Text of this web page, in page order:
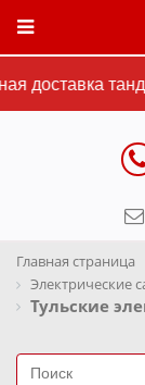
доставка
Главная страница
Электрические
Тульские